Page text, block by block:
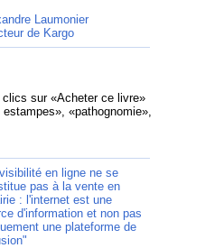
Laumonier
de Kargo
clics sur «Acheter ce livre»
«pathognomie»,
en ligne ne se
pas à la vente en
: l'internet est une
d'information et non pas
une plateforme de